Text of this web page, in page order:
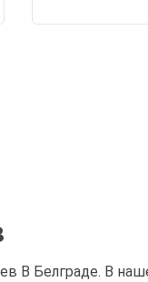
В Белграде. В